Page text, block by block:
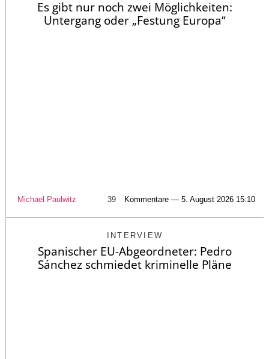
Es gibt nur noch zwei Möglichkeiten:
Untergang oder „Festung Europa“
Michael Paulwitz 39 Kommentare — 5. August 2026 15:10
INTERVIEW
Spanischer EU-Abgeordneter: Pedro
Sánchez schmiedet kriminelle Pläne